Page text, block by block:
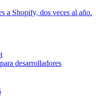
a Shopify, dos veces al año.
desarrolladores